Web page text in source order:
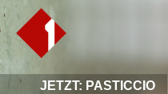
JETZT: PASTICCIO